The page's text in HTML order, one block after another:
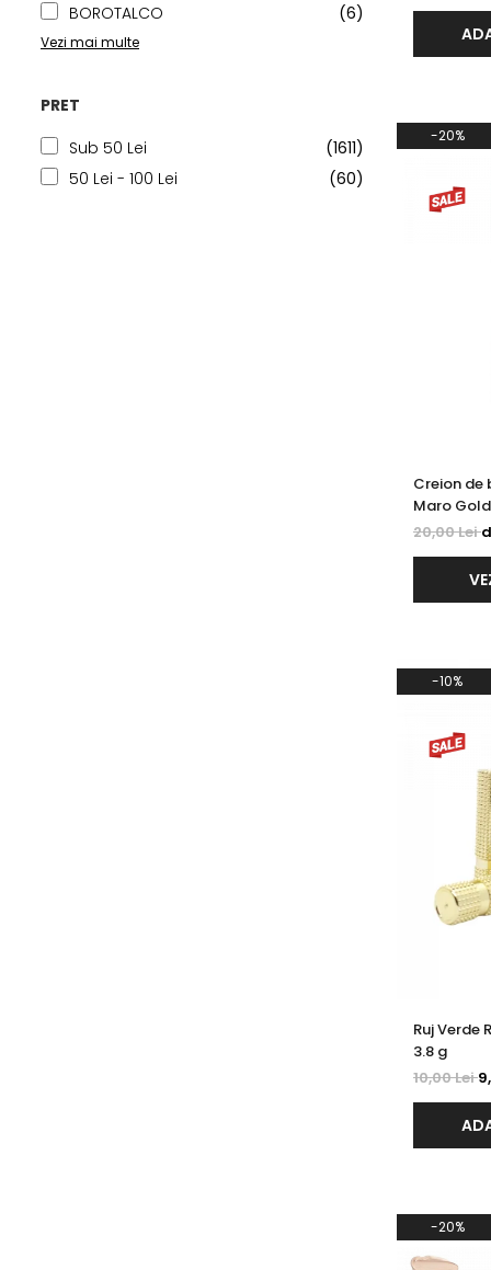
Gel fixare sprancene
Gel/tus sprancene
Vopsea sprancene
BOROTALCO
(6)
Vezi mai multe
PRET
Sub 50 Lei
(1611)
50 Lei - 100 Lei
(60)
-20%
Creion de
Maro
20,00 Lei
-10%
Ruj Verde
3.8 g
10,00 Lei
-20%